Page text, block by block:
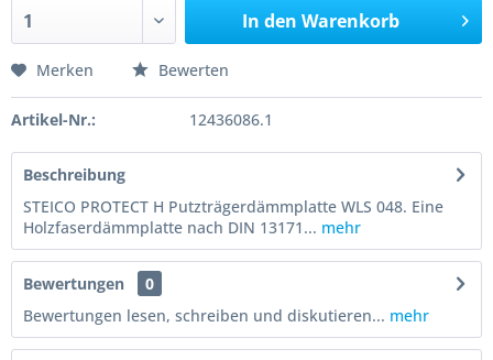
In den Warenkorb
Merken Bewerten
Artikel-Nr.: 12436086.1
Beschreibung
STEICO PROTECT H Putzträgerdämmplatte WLS 048. Eine
Holzfaserdämmplatte nach DIN 13171... mehr
Bewertungen
0
Bewertungen lesen, schreiben und diskutieren... mehr